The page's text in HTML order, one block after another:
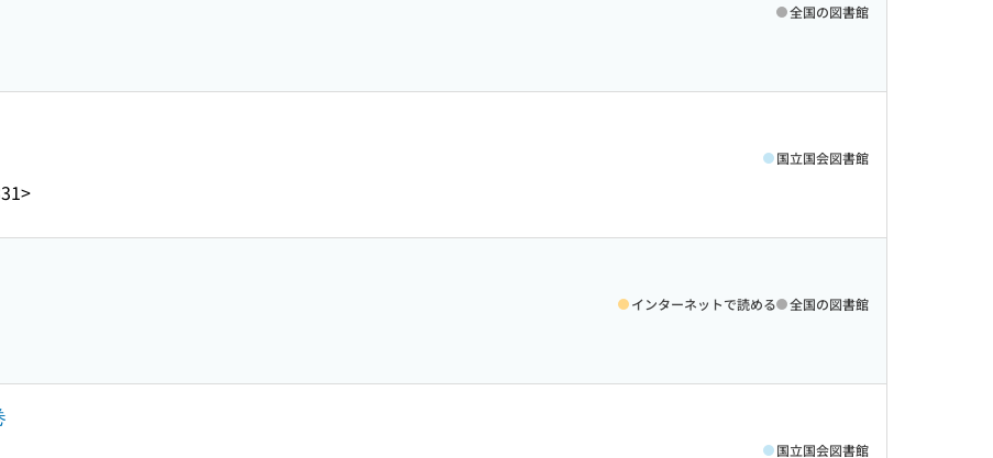
全国の図書館
国立国会図書館
インターネットで読める 全国の図書館
国立国会図書館